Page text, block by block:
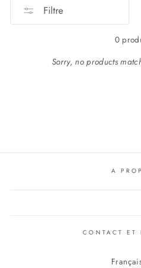
Filtre
0
Sorry, no products
A
CONTACT ET